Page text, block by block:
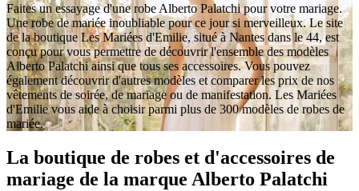
Faites un essayage d'une robe Alberto Palatchi pour votre mariage.
Une robe de mariée inoubliable pour ce jour si merveilleux. Le site
de la boutique Les Mariées d'Emilie, situé à Nantes dans le 44, est
conçu pour vous permettre de découvrir l'ensemble des modèles
Alberto Palatchi ainsi que tous ses accessoires. Vous pouvez
également découvrir d'autres modèles et comparer les prix de nos
vêtements de soirée, de mariage ou de manifestation. Les Mariées
d'Emilie vous aide à choisir parmi plus de 300 modèles de robes de
mariée.
La boutique de robes et d'accessoires de
mariage de la marque Alberto Palatchi